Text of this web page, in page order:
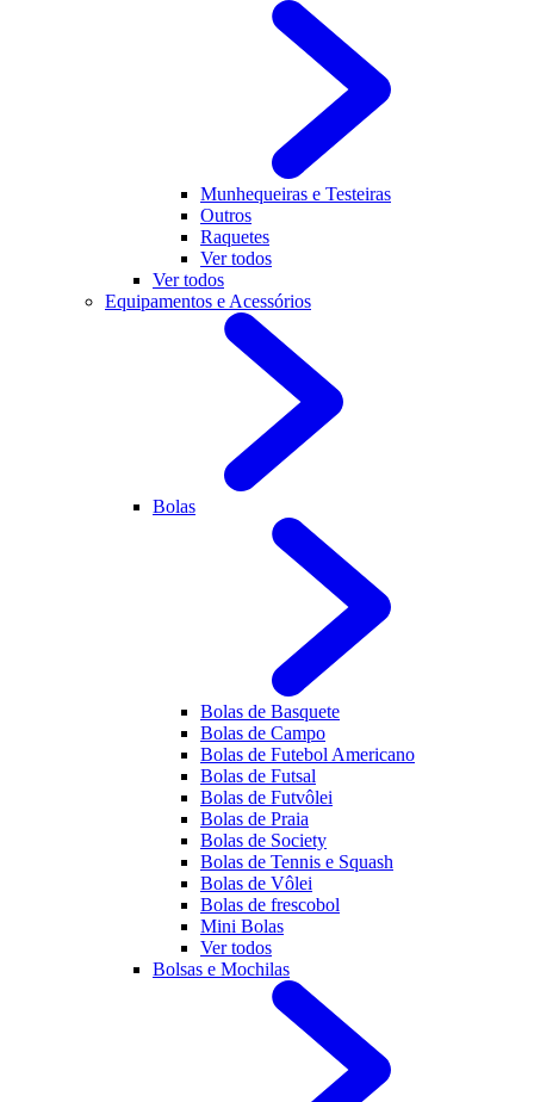
Munhequeiras e Testeiras
Outros
Raquetes
Ver todos
Ver todos
Equipamentos e Acessórios
Bolas
Bolas de Basquete
Bolas de Campo
Bolas de Futebol Americano
Bolas de Futsal
Bolas de Futvôlei
Bolas de Praia
Bolas de Society
Bolas de Tennis e Squash
Bolas de Vôlei
Bolas de frescobol
Mini Bolas
Ver todos
Bolsas e Mochilas